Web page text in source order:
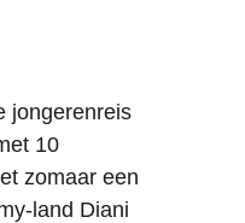
jongerenreis
10
zomaar een
land Diani